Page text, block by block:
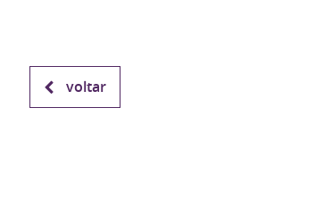
voltar